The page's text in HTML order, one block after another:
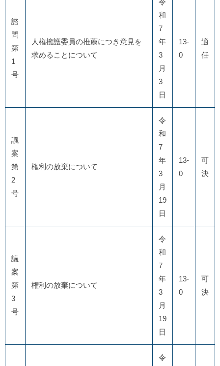
諮
問
第
1
号
人権擁護委員の推薦につき意見を
求めることについて
令
和
7
年
3
月
3
日
13-
0
適
任
議
案
第
2
号
権利の放棄について
令
和
7
年
3
月
19
日
13-
0
可
決
議
案
第
3
号
権利の放棄について
令
和
7
年
3
月
19
日
13-
0
可
決
令